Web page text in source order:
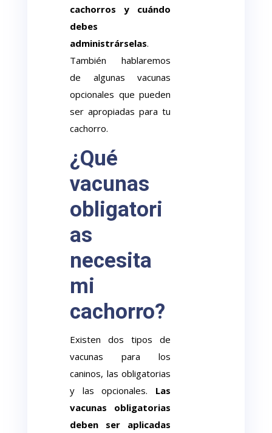
cachorros y cuándo
debes
administrárselas.
También hablaremos
de algunas vacunas
opcionales que pueden
ser apropiadas para tu
cachorro.
¿Qué
vacunas
obligatori
as
necesita
mi
cachorro?
Existen dos tipos de
vacunas para los
caninos, las obligatorias
y las opcionales. Las
vacunas obligatorias
deben ser aplicadas